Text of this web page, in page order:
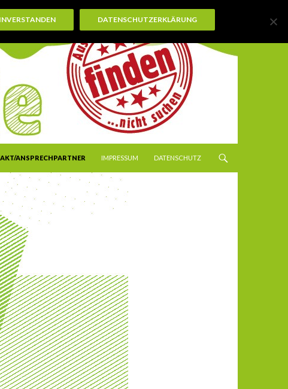
ANSPRECHPARTNER IMPRESSUM DATENSCHUTZ
DATENSCHUTZERKLÄRUNG